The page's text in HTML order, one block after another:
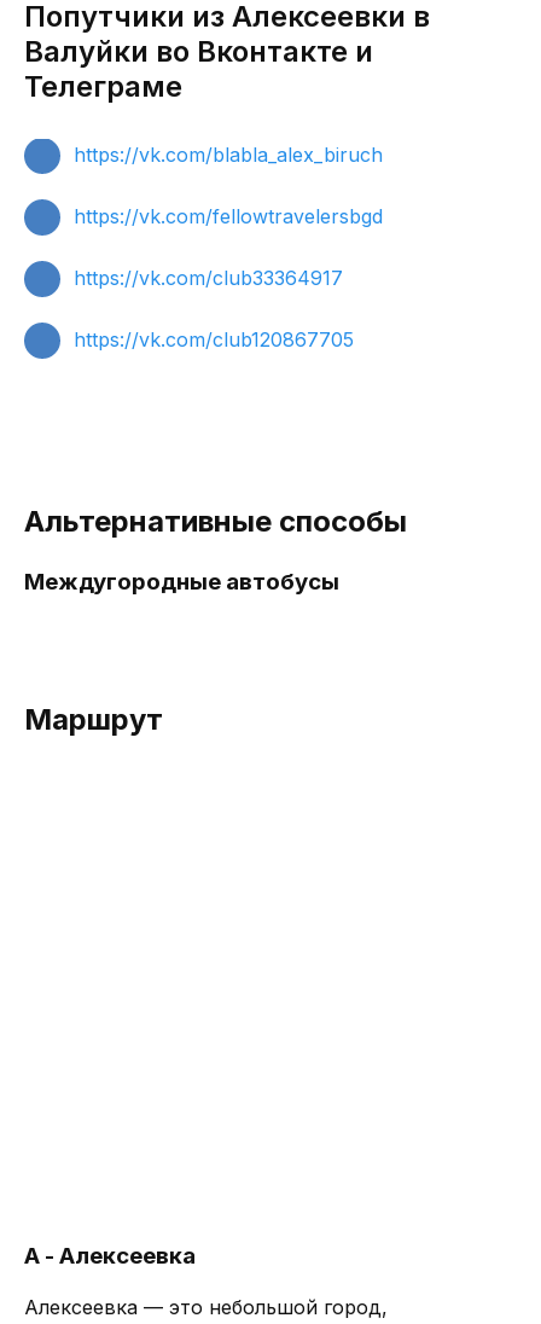
Попутчики из Алексеевки в
Валуйки во Вконтакте и
Телеграме
https://vk.com/blabla_alex_biruch
https://vk.com/fellowtravelersbgd
https://vk.com/club33364917
https://vk.com/club120867705
Альтернативные способы
Междугородные автобусы
Маршрут
А - Алексеевка
Алексеевка — это небольшой город,